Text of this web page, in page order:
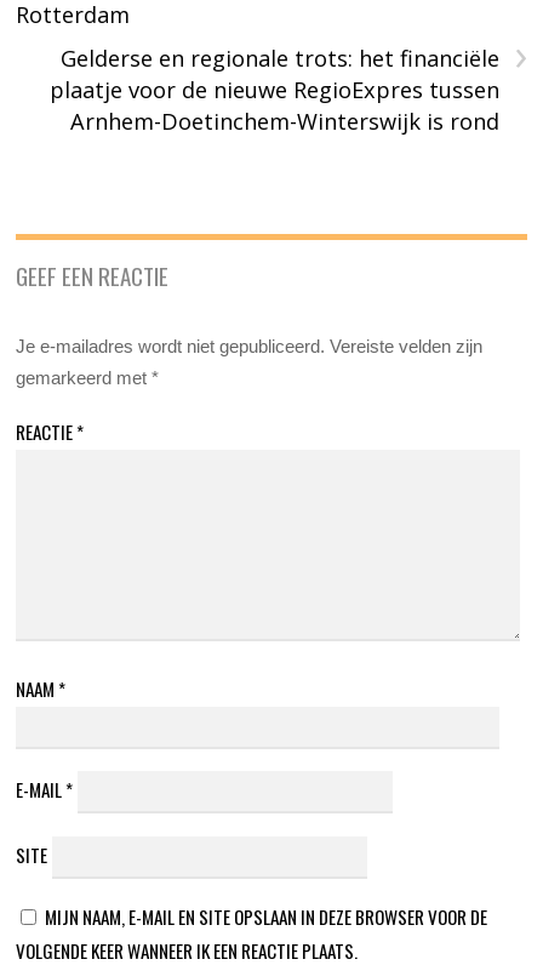
Rotterdam
›
Gelderse en regionale trots: het financiële
plaatje voor de nieuwe RegioExpres tussen
Arnhem-Doetinchem-Winterswijk is rond
GEEF EEN REACTIE
Je e-mailadres wordt niet gepubliceerd. Vereiste velden zijn
gemarkeerd met*
REACTIE*
NAAM *
E-MAIL*
SITE
MIJN NAAM, E-MAIL EN SITE OPSLAAN IN DEZE BROWSER VOOR DE
VOLGENDE KEER WANNEER IK EEN REACTIE PLAATS.